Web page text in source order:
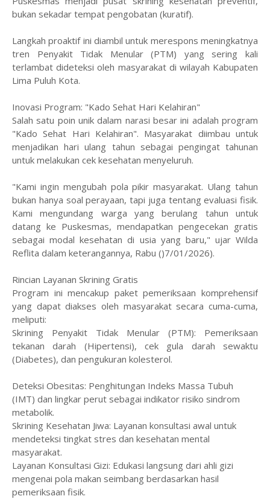
bukan sekadar tempat pengobatan (kuratif).
​Langkah proaktif ini diambil untuk merespons meningkatnya
tren Penyakit Tidak Menular (PTM) yang sering kali
terlambat dideteksi oleh masyarakat di wilayah Kabupaten
Lima Puluh Kota.
​Inovasi Program: "Kado Sehat Hari Kelahiran"
​Salah satu poin unik dalam narasi besar ini adalah program
"Kado Sehat Hari Kelahiran". Masyarakat diimbau untuk
menjadikan hari ulang tahun sebagai pengingat tahunan
untuk melakukan cek kesehatan menyeluruh.
​"Kami ingin mengubah pola pikir masyarakat. Ulang tahun
bukan hanya soal perayaan, tapi juga tentang evaluasi fisik.
Kami mengundang warga yang berulang tahun untuk
datang ke Puskesmas, mendapatkan pengecekan gratis
sebagai modal kesehatan di usia yang baru," ujar Wilda
Reflita dalam keterangannya, Rabu ()7/01/2026).
​Rincian Layanan Skrining Gratis
​Program ini mencakup paket pemeriksaan komprehensif
yang dapat diakses oleh masyarakat secara cuma-cuma,
meliputi:
​Skrining Penyakit Tidak Menular (PTM): Pemeriksaan
tekanan darah (Hipertensi), cek gula darah sewaktu
(Diabetes), dan pengukuran kolesterol.
​Deteksi Obesitas: Penghitungan Indeks Massa Tubuh
(IMT) dan lingkar perut sebagai indikator risiko sindrom
metabolik.
​Skrining Kesehatan Jiwa: Layanan konsultasi awal untuk
mendeteksi tingkat stres dan kesehatan mental
masyarakat.
​Layanan Konsultasi Gizi: Edukasi langsung dari ahli gizi
mengenai pola makan seimbang berdasarkan hasil
pemeriksaan fisik.